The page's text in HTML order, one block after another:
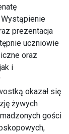
Wystąpienie
prezentacja
uczniowie
oraz
i
okazał się
żywych
gości